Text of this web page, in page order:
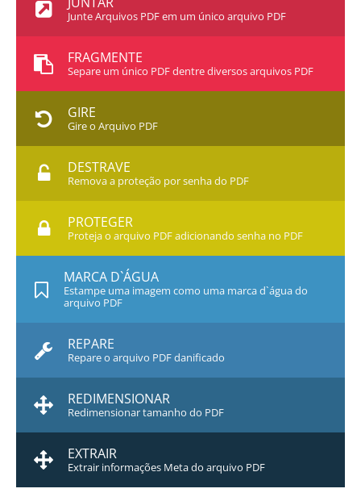
Junte Arquivos PDF em um único arquivo PDF
FRAGMENTE
Separe um único PDF dentre diversos arquivos PDF
GIRE
Gire o Arquivo PDF
DESTRAVE
Remova a proteção por senha do PDF
PROTEGER
Proteja o arquivo PDF adicionando senha no PDF
MARCA D`ÁGUA
Estampe uma imagem como uma marca d`água do
arquivo PDF
REPARE
Repare o arquivo PDF danificado
REDIMENSIONAR
Redimensionar tamanho do PDF
EXTRAIR
Extrair informações Meta do arquivo PDF